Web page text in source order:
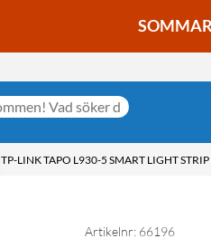
TP-LINK TAPO L930-5 SMART LIGHT STRIP
Artikelnr: 66196